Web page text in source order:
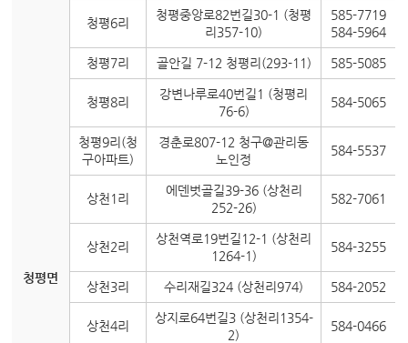
청평면
청평6리
청평중앙로82번길30-1 (청평
리357-10)
585-7719
584-5964
청평7리 골안길 7-12 청평리(293-11) 585-5085
청평8리
강변나루로40번길1 (청평리
76-6)
584-5065
청평9리(청
구아파트)
경춘로807-12 청구@관리동
노인정
584-5537
상천1리
에덴벗골길39-36 (상천리
252-26)
582-7061
상천2리
상천역로19번길12-1 (상천리
1264-1)
584-3255
상천3리 수리재길324 (상천리974) 584-2052
상천4리
상지로64번길3 (상천리1354-
2)
584-0466